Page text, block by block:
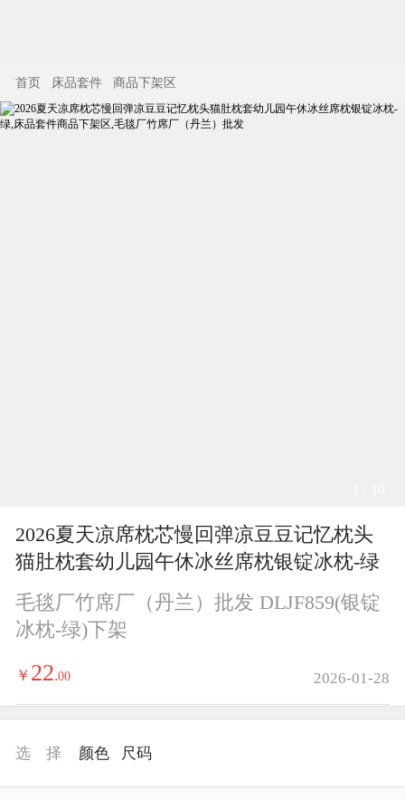
首页 床品套件 商品下架区
2026夏天凉席枕芯慢回弹凉豆豆记忆枕头
猫肚枕套幼儿园午休冰丝席枕银锭冰枕-绿
毛毯厂竹席厂（丹兰）批发 DLJF859(银锭
冰枕-绿)下架
￥ 22.00 2026-01-28
选 择 颜色 尺码